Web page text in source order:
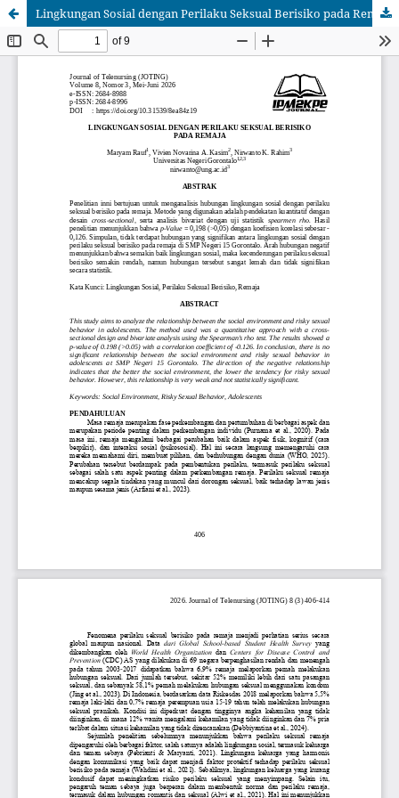
Lingkungan Sosial dengan Perilaku Seksual Berisiko pada Remaja